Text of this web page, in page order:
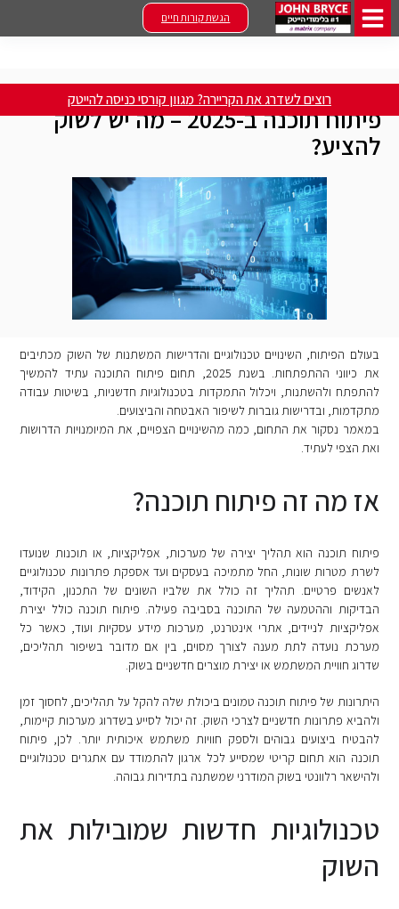
הגשת קורות חיים
רוצים לשדרג את הקריירה? מגוון קורסי כניסה להייטק
טיפים ומאמרים» פיתוח תוכנה ב-2025 – מה יש לשוק להציע?
פיתוח תוכנה ב-2025 – מה יש לשוק
להציע?
בעולם הפיתוח, השינויים טכנולוגיים והדרישות המשתנות של השוק מכתיבים
את כיווני ההתפתחות. בשנת 2025, תחום פיתוח התוכנה עתיד להמשיך
להתפתח ולהשתנות, ויכלול התמקדות בטכנולוגיות חדשניות, בשיטות עבודה
מתקדמות, ובדרישות גוברות לשיפור האבטחה והביצועים.
במאמר נסקור את התחום, כמה מהשינויים הצפויים, את המיומנויות הדרושות
ואת הצפי לעתיד.
אז מה זה פיתוח תוכנה?
פיתוח תוכנה הוא תהליך יצירה של מערכות, אפליקציות, או תוכנות שנועדו
לשרת מטרות שונות, החל מתמיכה בעסקים ועד אספקת פתרונות טכנולוגיים
לאנשים פרטיים. תהליך זה כולל את שלביו השונים של התכנון, הקידוד,
הבדיקות וההטמעה של התוכנה בסביבה פעילה. פיתוח תוכנה כולל יצירת
אפליקציות לניידים, אתרי אינטרנט, מערכות מידע עסקיות ועוד, כאשר כל
מערכת נועדה לתת מענה לצורך מסוים, בין אם מדובר בשיפור תהליכים,
שדרוג חוויית המשתמש או יצירת מוצרים חדשניים בשוק.
היתרונות של פיתוח תוכנה טמונים ביכולת שלה להקל על תהליכים, לחסוך זמן
ולהביא פתרונות חדשניים לצרכי השוק. זה יכול לסייע בשדרוג מערכות קיימות,
להבטיח ביצועים גבוהים ולספק חוויות משתמש איכותית יותר. לכן, פיתוח
תוכנה הוא תחום קריטי שמסייע לכל ארגון להתמודד עם אתגרים טכנולוגיים
ולהישאר רלוונטי בשוק המודרני שמשתנה בתדירות גבוהה.
טכנולוגיות חדשות שמובילות את
השוק